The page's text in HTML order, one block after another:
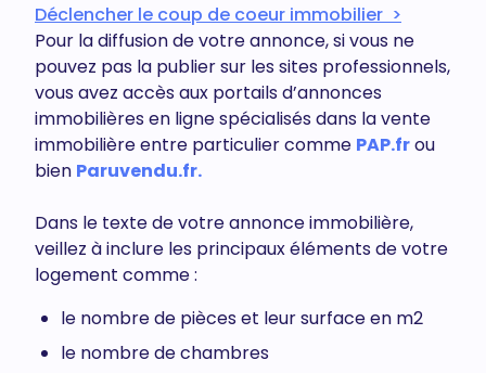
Déclencher le coup de coeur immobilier >
Pour la diffusion de votre annonce, si vous ne
pouvez pas la publier sur les sites professionnels,
vous avez accès aux portails d’annonces
immobilières en ligne spécialisés dans la vente
immobilière entre particulier comme PAP.frou
bien Paruvendu.fr.
Dans le texte de votre annonce immobilière,
veillez à inclure les principaux éléments de votre
logement comme :
le nombre de pièces et leur surface en m2
le nombre de chambres